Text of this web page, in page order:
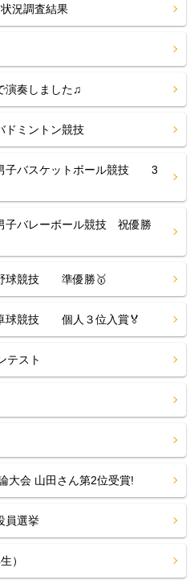
況調査結果
演奏しました♫
ミントン競技
子バスケットボール競技 3
子バレーボール競技 祝優勝
球競技 準優勝🥇
球競技 個人３位入賞🏅
テスト
大会 山田さん第2位受賞!
員選挙
）